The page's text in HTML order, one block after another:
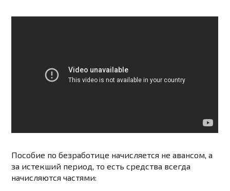
Пособие по безработице начисляется не авансом, а
за истекший период, то есть средства всегда
начисляются частями: